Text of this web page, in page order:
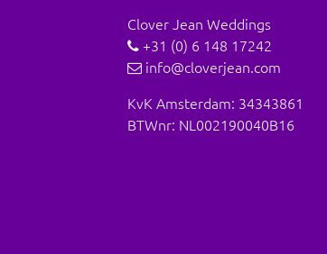
Clover Jean Weddings
+31 (0) 6 148 17242
info@cloverjean.com
KvK Amsterdam: 34343861
BTWnr: NL002190040B16